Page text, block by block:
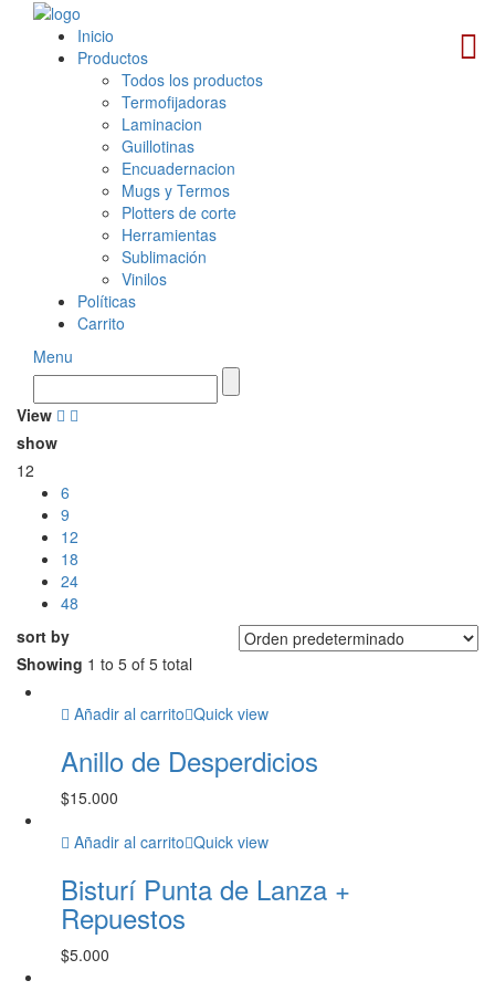
Inicio
Productos
Todos los productos
Termofijadoras
Laminacion
Guillotinas
Encuadernacion
Mugs y Termos
Plotters de corte
Herramientas
Sublimación
Vinilos
Políticas
Carrito
Menu
View
show
12
6
9
12
18
24
48
sort by
Showing 1 to 5 of 5 total
Añadir al carrito Quick view
Anillo de Desperdicios
$15.000
Añadir al carrito Quick view
Bisturí Punta de Lanza +
Repuestos
$5.000